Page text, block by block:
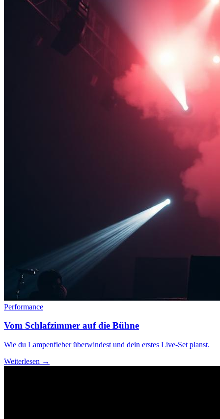
Performance
Vom Schlafzimmer auf die Bühne
Wie du Lampenfieber überwindest und dein erstes Live-Set planst.
Weiterlesen →